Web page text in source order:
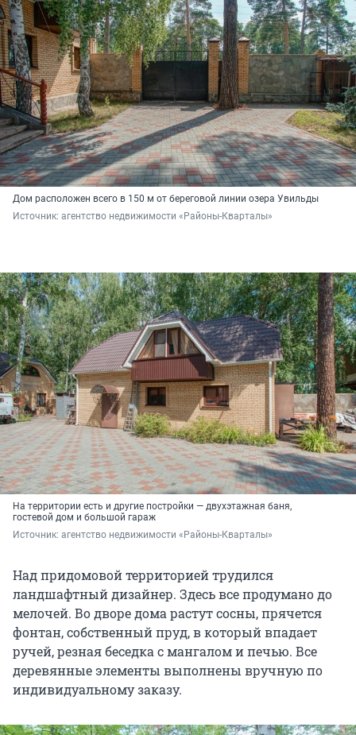
Дом расположен всего в 150 м от береговой линии озера Увильды
Источник: агентство недвижимости «Районы-Кварталы»
На территории есть и другие постройки — двухэтажная баня,
гостевой дом и большой гараж
Источник: агентство недвижимости «Районы-Кварталы»
Над придомовой территорией трудился
ландшафтный дизайнер. Здесь все продумано до
мелочей. Во дворе дома растут сосны, прячется
фонтан, собственный пруд, в который впадает
ручей, резная беседка с мангалом и печью. Все
деревянные элементы выполнены вручную по
индивидуальному заказу.